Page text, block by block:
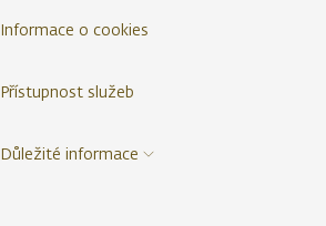
Informace o cookies
Přístupnost služeb
Důležité informace